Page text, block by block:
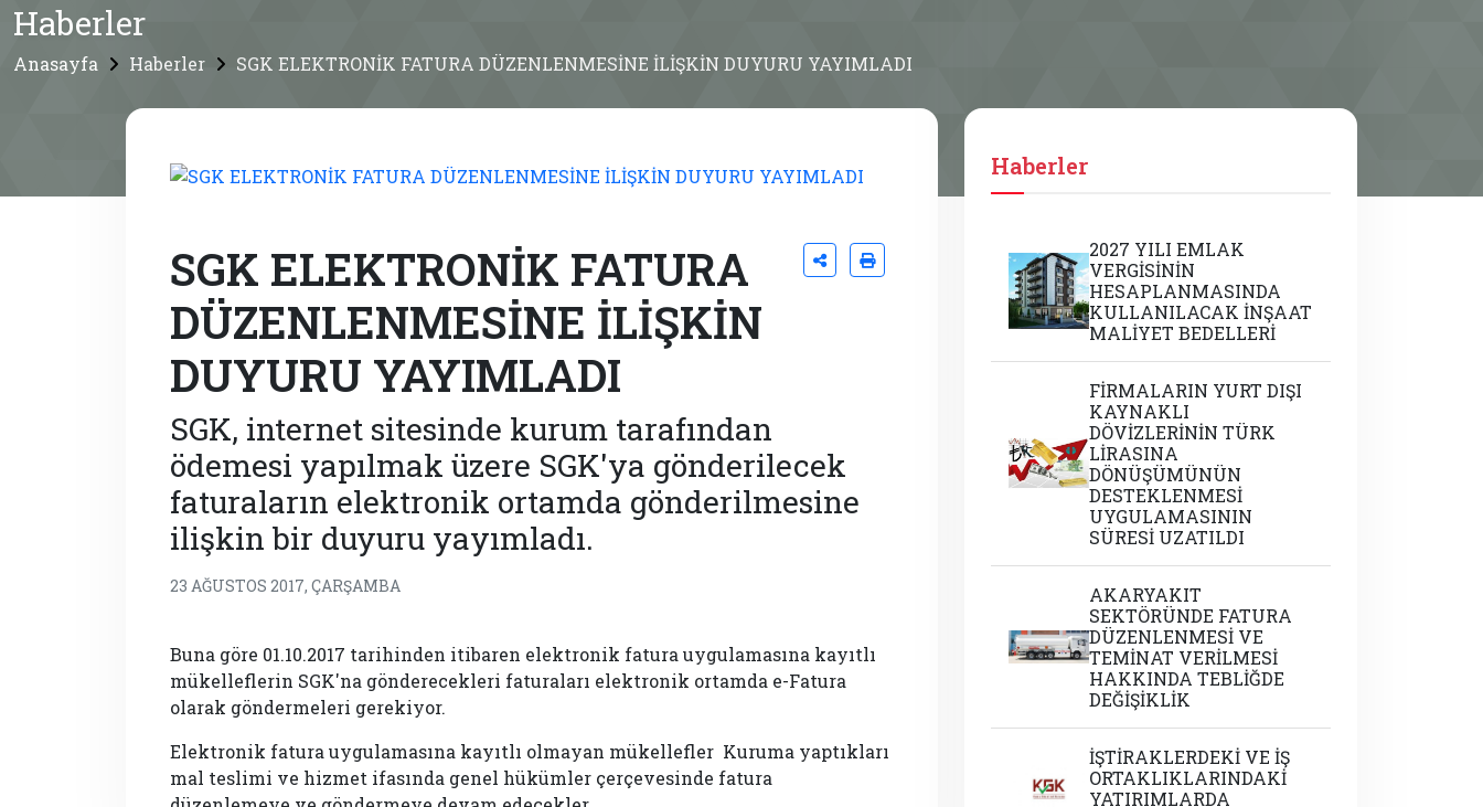
Haberler
Anasayfa Haberler SGK ELEKTRONİK FATURA DÜZENLENMESİNE İLİŞKİN DUYURU YAYIMLADI
SGK ELEKTRONİK FATURA
DÜZENLENMESİNE İLİŞKİN
DUYURU YAYIMLADI
SGK, internet sitesinde kurum tarafından
ödemesi yapılmak üzere SGK'ya gönderilecek
faturaların elektronik ortamda gönderilmesine
ilişkin bir duyuru yayımladı.
23 AĞUSTOS 2017, ÇARŞAMBA
Buna göre 01.10.2017 tarihinden itibaren elektronik fatura uygulamasına kayıtlı
mükelleflerin SGK'na gönderecekleri faturaları elektronik ortamda e-Fatura
olarak göndermeleri gerekiyor.
Elektronik fatura uygulamasına kayıtlı olmayan mükellefler Kuruma yaptıkları
mal teslimi ve hizmet ifasında genel hükümler çerçevesinde fatura
Haberler
2027 YILI EMLAK
VERGİSİNİN
HESAPLANMASINDA
KULLANILACAK İNŞAAT
MALİYET BEDELLERİ
FİRMALARIN YURT DIŞI
KAYNAKLI
DÖVİZLERİNİN TÜRK
LİRASINA
DÖNÜŞÜMÜNÜN
DESTEKLENMESİ
UYGULAMASININ
SÜRESİ UZATILDI
AKARYAKIT
SEKTÖRÜNDE FATURA
DÜZENLENMESİ VE
TEMİNAT VERİLMESİ
HAKKINDA TEBLİĞDE
DEĞİŞİKLİK
İŞTİRAKLERDEKİ VE İŞ
ORTAKLIKLARINDAKİ
YATIRIMLARDA